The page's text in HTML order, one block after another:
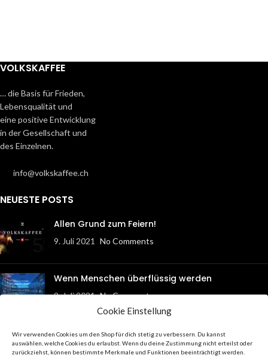
Cookie Einstellung
Wir verwenden Cookies um den Shop für dich stetig zu verbessern. Du kannst
auswählen, welche Cookies du erlaubst. Wenn du deine Zustimmung nicht erteilst oder
zurückziehst, können bestimmte Merkmale und Funktionen beeinträchtigt werden.
VOLKSKAFFEE
… die Basis für Frieden,
Lebensqualität und
eine positive Entwicklung
in der Gesellschaft und
des Einzelnen.
info@volkskaffee.ch
NEUESTE POSTS
Allen Grund zum Feiern!
9. Juli 2021 No Comments
Wenn Menschen überflüssig werden
9. Juli 2021 No Comments
Neuhausen am Rheinfall